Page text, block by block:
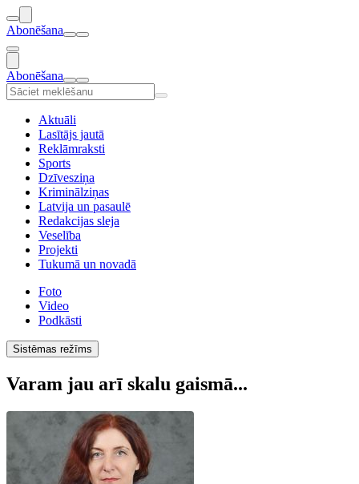
Abonēšana
Abonēšana
Aktuāli
Lasītājs jautā
Reklāmraksti
Sports
Dzīvesziņa
Kriminālziņas
Latvija un pasaulē
Redakcijas sleja
Veselība
Projekti
Tukumā un novadā
Foto
Video
Podkāsti
Sistēmas režīms
Varam jau arī skalu gaismā...